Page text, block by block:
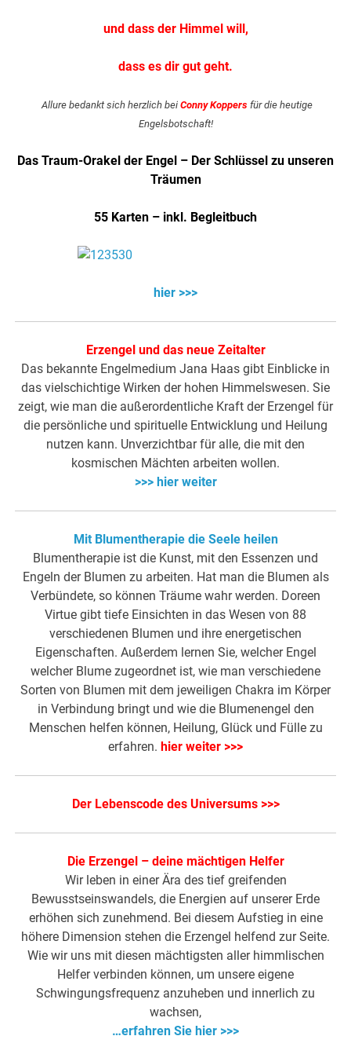
und dass der Himmel will,
dass es dir gut geht.
.Allure bedankt sich herzlich bei Conny Koppers für die heutige
Engelsbotschaft!
Das Traum-Orakel der Engel – Der Schlüssel zu unseren
Träumen
55 Karten – inkl. Begleitbuch
hier >>>
Erzengel und das neue Zeitalter
Das bekannte Engelmedium Jana Haas gibt Einblicke in
das vielschichtige Wirken der hohen Himmelswesen. Sie
zeigt, wie man die außerordentliche Kraft der Erzengel für
die persönliche und spirituelle Entwicklung und Heilung
nutzen kann. Unverzichtbar für alle, die mit den
kosmischen Mächten arbeiten wollen.
>>> hier weiter
Mit Blumentherapie die Seele heilen
Blumentherapie ist die Kunst, mit den Essenzen und
Engeln der Blumen zu arbeiten. Hat man die Blumen als
Verbündete, so können Träume wahr werden. Doreen
Virtue gibt tiefe Einsichten in das Wesen von 88
verschiedenen Blumen und ihre energetischen
Eigenschaften. Außerdem lernen Sie, welcher Engel
welcher Blume zugeordnet ist, wie man verschiedene
Sorten von Blumen mit dem jeweiligen Chakra im Körper
in Verbindung bringt und wie die Blumenengel den
Menschen helfen können, Heilung, Glück und Fülle zu
erfahren. hier weiter >>>
Der Lebenscode des Universums >>>
Die Erzengel – deine mächtigen Helfer
Wir leben in einer Ära des tief greifenden
Bewusstseinswandels, die Energien auf unserer Erde
erhöhen sich zunehmend. Bei diesem Aufstieg in eine
höhere Dimension stehen die Erzengel helfend zur Seite.
Wie wir uns mit diesen mächtigsten aller himmlischen
Helfer verbinden können, um unsere eigene
Schwingungsfrequenz anzuheben und innerlich zu
wachsen,
…erfahren Sie hier >>>